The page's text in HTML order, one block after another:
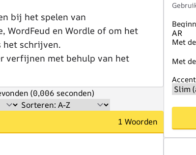
bij het spelen van
WordFeud en Wordle of om het
schrijven.
verfijnen met behulp van het
(0,006 seconden)
1 Woorden
Met
Met